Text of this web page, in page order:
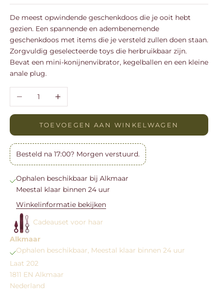
De meest opwindende geschenkdoos die je ooit hebt
gezien. Een spannende en adembenemende
geschenkdoos met items die je versteld zullen doen staan.
Zorgvuldig geselecteerde toys die herbruikbaar zijn.
Bevat een mini-konijnenvibrator, kegelballen en een kleine
anale plug.
Aantal verlagenAantal verhogen
TOEVOEGEN AAN WINKELWAGEN
Besteld na 17:00? Morgen verstuurd.
Ophalen beschikbaar bij Alkmaar
Meestal klaar binnen 24 uur
Winkelinformatie bekijken
Cadeauset voor haar
Alkmaar
Ophalen beschikbaar, Meestal klaar binnen 24 uur
Laat 202
1811 EN Alkmaar
Nederland